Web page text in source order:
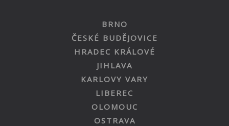
BRNO
ČESKÉ BUDĚJOVICE
HRADEC KRÁLOVÉ
JIHLAVA
KARLOVY VARY
LIBEREC
OLOMOUC
OSTRAVA